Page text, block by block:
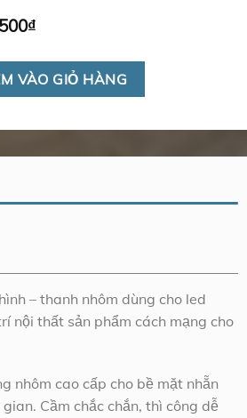
₫Giá
hiện
là:
14.500₫.
VÀO GIỎ HÀNG
– thanh nhôm dùng cho led
nội thất sản phẩm cách mạng cho
nhôm cao cấp cho bề mặt nhẵn
Cầm chắc chắn, thì công dễ